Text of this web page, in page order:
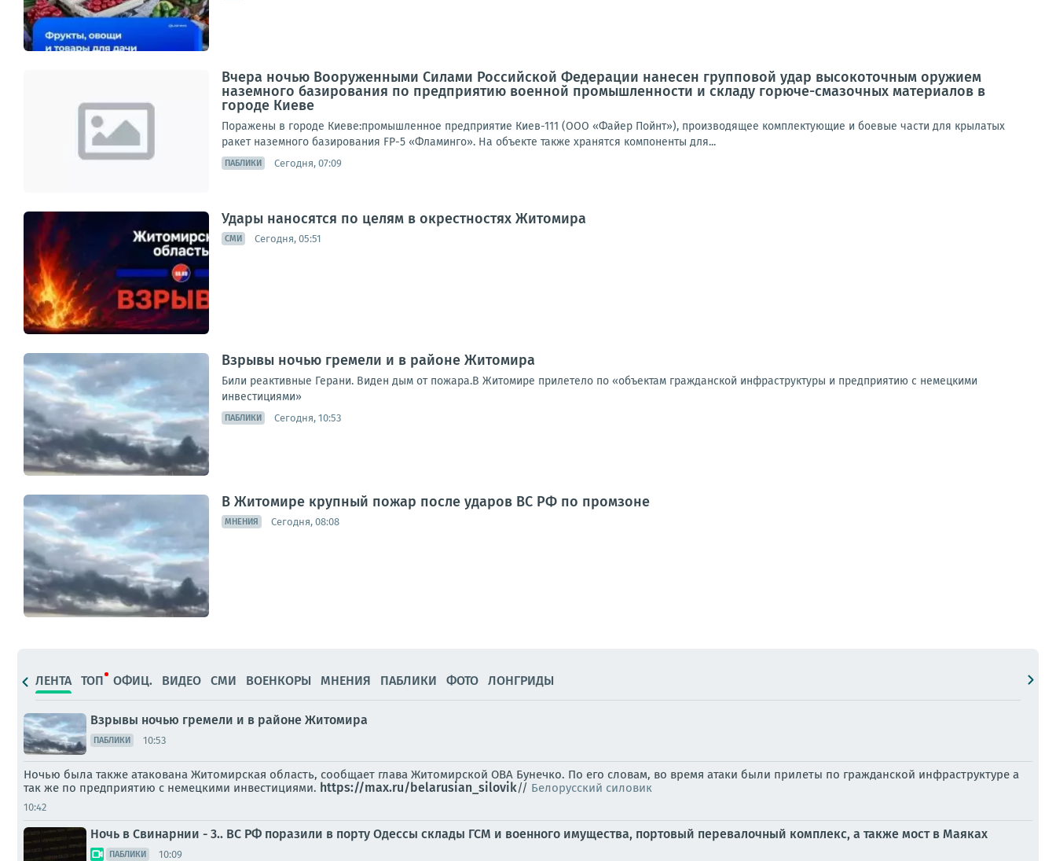
Вчера ночью Вооруженными Силами Российской Федерации нанесен групповой удар высокоточным оружием
наземного базирования по предприятию военной промышленности и складу горюче-смазочных материалов в
городе Киеве
Поражены в городе Киеве:промышленное предприятие Киев-111 (ООО «Файер Пойнт»), производящее комплектующие и боевые части для крылатых
ракет наземного базирования FP-5 «Фламинго». На объекте также хранятся компоненты для...
ПАБЛИКИ Сегодня, 07:09
Удары наносятся по целям в окрестностях Житомира
СМИ Сегодня, 05:51
Взрывы ночью гремели и в районе Житомира
Били реактивные Герани. Виден дым от пожара.В Житомире прилетело по «объектам гражданской инфраструктуры и предприятию с немецкими
инвестициями»
ПАБЛИКИ Сегодня, 10:53
В Житомире крупный пожар после ударов ВС РФ по промзоне
МНЕНИЯ Сегодня, 08:08
ЛЕНТА ТОП ОФИЦ. ВИДЕО СМИ ВОЕНКОРЫ МНЕНИЯ ПАБЛИКИ ФОТО ЛОНГРИДЫ
Взрывы ночью гремели и в районе Житомира
ПАБЛИКИ 10:53
Ночью была также атакована Житомирская область, сообщает глава Житомирской ОВА Бунечко. По его словам, во время атаки были прилеты по гражданской инфраструктуре а
так же по предприятию с немецкими инвестициями. https://max.ru/belarusian_silovik// Белорусский силовик
10:42
Ночь в Свинарнии - 3.. ВС РФ поразили в порту Одессы склады ГСМ и военного имущества, портовый перевалочный комплекс, а также мост в Маяках
ПАБЛИКИ 10:09